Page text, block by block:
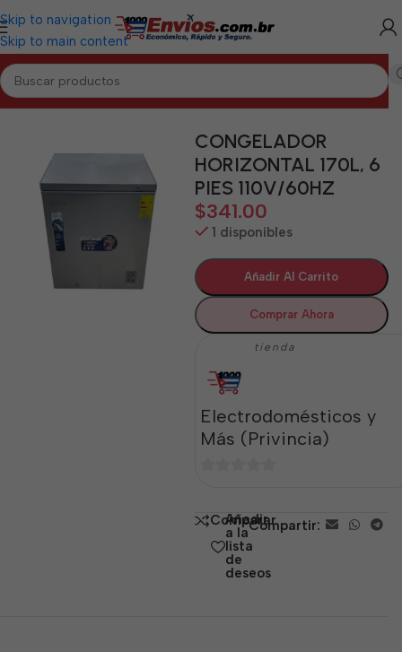
Skip to navigation
Skip to main content
Inicio/GRANMA/Electrodomésticos Granma
CONGELADOR
HORIZONTAL 170L, 6
PIES 110V/60HZ
$341.00
1 disponibles
Añadir Al Carrito
Comprar Ahora
tienda
Electrodomésticos y
Más (Privincia)
5 Comparar
Añadir
a la
lista
de
deseos
Compartir: